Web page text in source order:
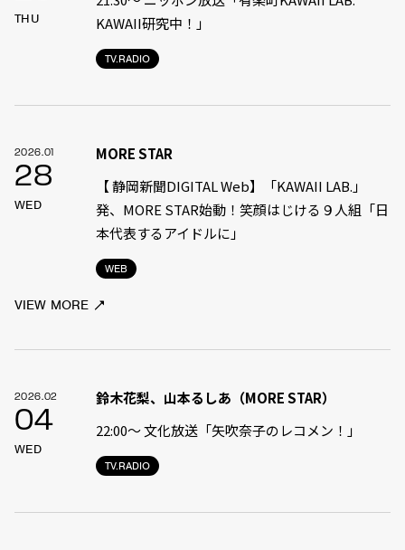
THU
TV.RADIO
KAWAII研究中！」
2026.01
28
WED
WEB
MORE STAR
【 静岡新聞DIGITAL Web】「KAWAII LAB.」
発、MORE STAR始動！笑顔はじける９人組「日
本代表するアイドルに」
VIEW MORE
2026.02
04
WED
TV.RADIO
鈴木花梨、山本るしあ（MORE STAR）
22:00〜 文化放送「矢吹奈子のレコメン！」